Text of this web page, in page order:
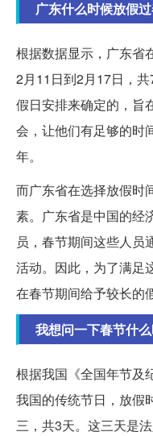
广东什么时候放假
根据数据显示，广东省
2月11日到2月17日，
假日安排来确定的，旨
会，让他们有足够的时
年。
而广东省在选择放假时
素。广东省是中国的经
员，春节期间这些人员
活动。因此，为了满足
在春节期间给予较长的
我想问一下春节什
根据我国《全国年节及
我国的传统节日，放假
三，共3天。这三天是